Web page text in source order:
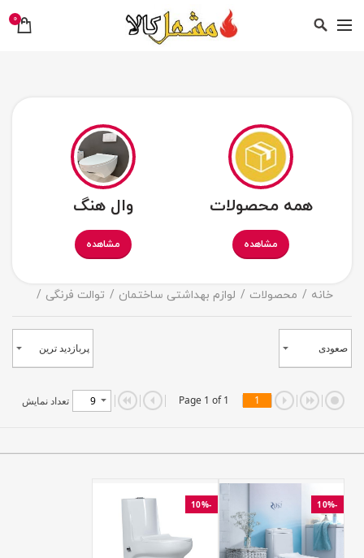
0
همه محصولات
مشاهده
وال هنگ
مشاهده
خانه محصولات لوازم بهداشتی ساختمان توالت فرنگی
تعداد نمایش Page 1 of 1 1
-10%
-10%